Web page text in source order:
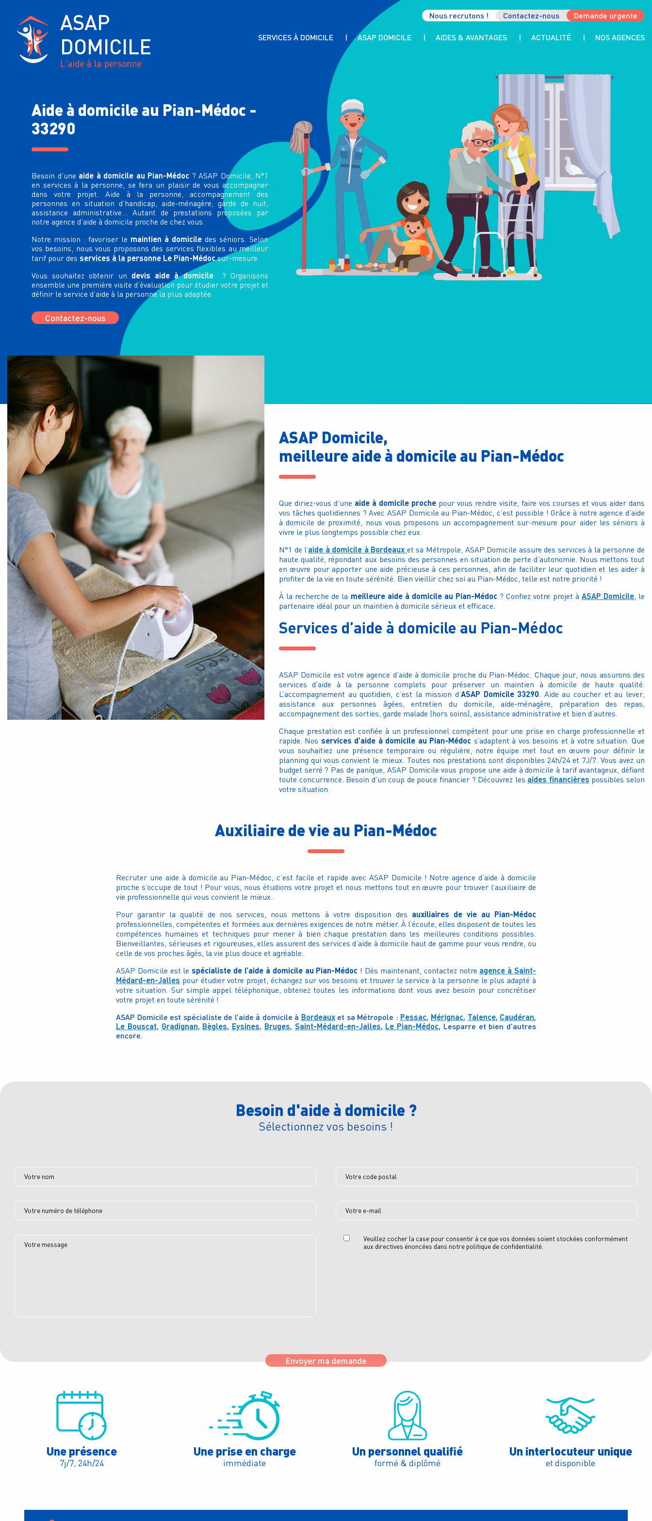
ASAP
DOMICILE
L'aide à la personne
Nous recrutons ! Contactez-nous Demande urgente
SERVICES À DOMICILE
GARDE DE NUIT
GARDE D’ENFANTS ET BABYSITTING
AIDE ADMINISTRATIVE
ASAP DOMICILE
PRÉSENTATION & CHARTE QUALITÉ
INTERVENANTS ET FORMATIONS
CERTIFICATIONS ET CONVENTIONS
AIDES & AVANTAGES ACTUALITÉ NOS AGENCES
Aide à domicile au Pian-Médoc -
33290
Besoin d’une aide à domicile au Pian-Médoc ? ASAP Domicile, N°1
en services à la personne, se fera un plaisir de vous accompagner
dans votre projet. Aide à la personne, accompagnement des
personnes en situation d’handicap,aide-ménagère, garde de nuit,
assistance administrative… Autant de prestations proposées par
notre agence d’aide à domicile proche de chez vous.
Notre mission : favoriser le maintien à domicile des séniors. Selon
vos besoins, nous vous proposons des services flexibles au meilleur
tarif pour des services à la personne Le Pian-Médocsur-mesure.
Vous souhaitez obtenir un devis aide à domicile
? Organisons
ensemble une première visite d’évaluation pour étudier votre projet et
définir le service d’aide à la personne la plus adaptée.
Contactez-nous
ASAP Domicile,
meilleure aide à domicile au Pian-Médoc
Que diriez-vous d’une aide à domicile proche pour vous rendre visite, faire vos courses et vous aider dans
vos tâches quotidiennes ? Avec ASAP Domicile au Pian-Médoc, c’est possible ! Grâce à notre agence d’aide
à domicile de proximité, nous vous proposons un accompagnement sur-mesure pour aider les séniors à
vivre le plus longtemps possible chez eux.
N°1 de l’aide à domicile à Bordeaux et sa Métropole, ASAP Domicile assure des services à la personne de
haute qualité, répondant aux besoins des personnes en situation de perte d’autonomie. Nous mettons tout
en œuvre pour apporter une aide précieuse à ces personnes, afin de faciliter leur quotidien et les aider à
profiter de la vie en toute sérénité. Bien vieillir chez soi au Pian-Médoc, telle est notre priorité !
À la recherche de la meilleure aide à domicile au Pian-Médoc ? Confiez votre projet à ASAP Domicile, le
partenaire idéal pour un maintien à domicile sérieux et efficace.
Services d’aide à domicile au Pian-Médoc
ASAP Domicile est votre agence d’aide à domicile proche du Pian-Médoc. Chaque jour, nous assurons des
services d’aide à la personne complets pour préserver un maintien à domicile de haute qualité.
L’accompagnement au quotidien, c’est la mission d’ASAP Domicile 33290. Aide au coucher et au lever,
assistance aux personnes âgées, entretien du domicile, aide-ménagère, préparation des repas,
accompagnement des sorties, garde malade (hors soins), assistance administrative et bien d’autres.
Chaque prestation est confiée à un professionnel compétent pour une prise en charge professionnelle et
rapide. Nos services d’aide à domicile au Pian-Médoc s’adaptent à vos besoins et à votre situation. Que
vous souhaitiez une présence temporaire ou régulière, notre équipe met tout en œuvre pour définir le
planning qui vous convient le mieux. Toutes nos prestations sont disponibles 24h/24 et 7J/7. Vous avez un
budget serré ? Pas de panique, ASAP Domicile vous propose une aide à domicile à tarif avantageux, défiant
toute concurrence. Besoin d’un coup de pouce financier ? Découvrez les aides financières possibles selon
votre situation.
Auxiliaire de vie au Pian-Médoc
Recruter une aide à domicile au Pian-Médoc, c’est facile et rapide avec ASAP Domicile ! Notre agence d’aide à domicile
proche s’occupe de tout ! Pour vous, nous étudions votre projet et nous mettons tout en œuvre pour trouver l’auxiliaire de
vie professionnelle qui vous convient le mieux.
Pour garantir la qualité de nos services, nous mettons à votre disposition des auxiliaires de vie au Pian-Médoc
professionnelles, compétentes et formées aux dernières exigences de notre métier. À l’écoute, elles disposent de toutes les
compétences humaines et techniques pour mener à bien chaque prestation dans les meilleures conditions possibles.
Bienveillantes, sérieuses et rigoureuses, elles assurent des services d’aide à domicile haut de gamme pour vous rendre, ou
celle de vos proches âgés, la vie plus douce et agréable.
ASAP Domicile est lespécialiste de l’aide à domicile au Pian-Médoc ! Dès maintenant, contactez notre agence à Saint-
Médard-en-Jalles pour étudier votre projet, échangez sur vos besoins et trouver le service à la personne le plus adapté à
votre situation. Sur simple appel téléphonique, obtenez toutes les informations dont vous avez besoin pour concrétiser
votre projet en toute sérénité !
ASAP Domicile est spécialiste de l’aide à domicile à Bordeaux et sa Métropole : Pessac, Mérignac, Talence, Caudéran,
Le Bouscat, Gradignan, Bègles, Eysines, Bruges, Saint-Médard-en-Jalles, Le Pian-Médoc, Lesparre et bien d’autres
encore.
Besoin d'aide à domicile ?
Sélectionnez vos besoins !
Votre nom Votre code postal
Votre numéro de téléphone Votre e-mail
Votre message
Veuillez cocher la case pour consentir à ce que vos données soient stockées conformément
aux directives énoncées dans notre politique de confidentialité.
Envoyer ma demande
Une présence
7j/7, 24h/24
Une prise en charge
immédiate
Un personnel qualifié
formé & diplômé
Un interlocuteur unique
et disponible